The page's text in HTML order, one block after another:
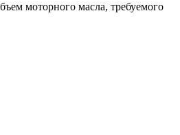
моторного масла, требуемого